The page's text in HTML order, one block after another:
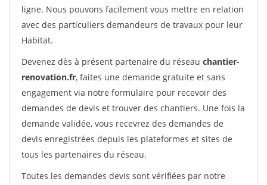
ligne. Nous pouvons facilement vous mettre en relation
avec des particuliers demandeurs de travaux pour leur
Habitat.
Devenez dès à présent partenaire du réseau chantier-
renovation.fr, faites une demande gratuite et sans
engagement via notre formulaire pour recevoir des
demandes de devis et trouver des chantiers. Une fois la
demande validée, vous recevrez des demandes de
devis enregistrées depuis les plateformes et sites de
tous les partenaires du réseau.
Toutes les demandes devis sont vérifiées par notre